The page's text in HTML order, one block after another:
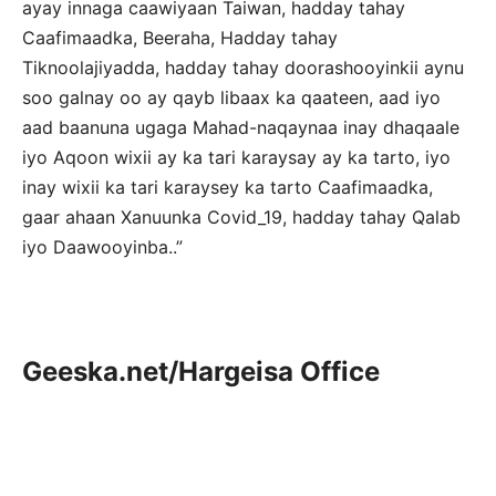
ayay innaga caawiyaan Taiwan, hadday tahay
Caafimaadka, Beeraha, Hadday tahay
Tiknoolajiyadda, hadday tahay doorashooyinkii aynu
soo galnay oo ay qayb libaax ka qaateen, aad iyo
aad baanuna ugaga Mahad-naqaynaa inay dhaqaale
iyo Aqoon wixii ay ka tari karaysay ay ka tarto, iyo
inay wixii ka tari karaysey ka tarto Caafimaadka,
gaar ahaan Xanuunka Covid_19, hadday tahay Qalab
iyo Daawooyinba..”
Geeska.net/Hargeisa Office